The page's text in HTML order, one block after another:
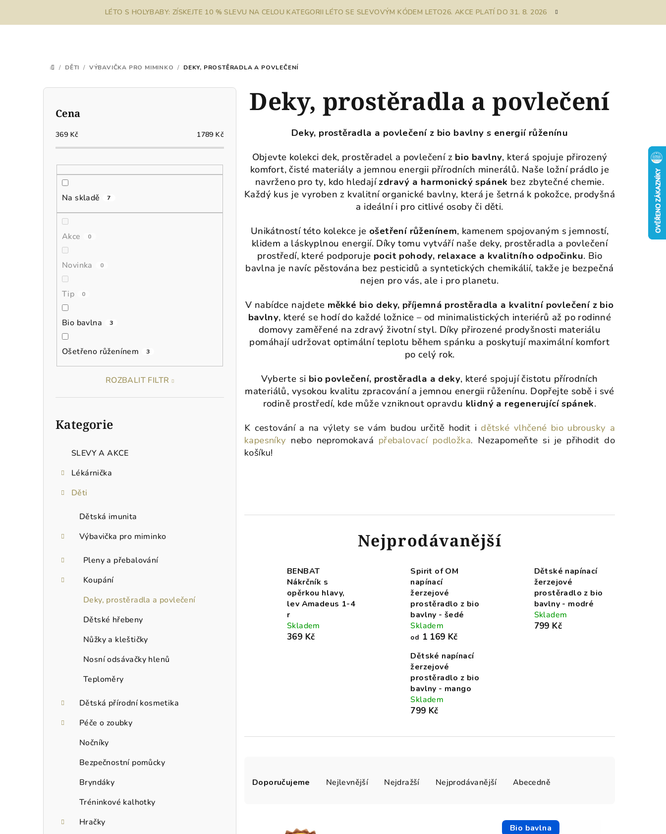
LÉTO S HOLYBABY: ZÍSKEJTE 10 % SLEVU NA CELOU KATEGORII LÉTO SE SLEVOVÝM KÓDEM LETO26. AKCE PLATÍ DO 31. 8. 2026
DOMŮ
/ DĚTI / VÝBAVIČKA PRO MIMINKO / DEKY, PROSTĚRADLA A POVLEČENÍ
P
Cena
369 Kč 1789 Kč
Na skladě 7
Akce 0
Novinka 0
Tip 0
Bio bavlna 3
Ošetřeno růženínem 3
ROZBALIT FILTR
Kategorie
SLEVY A AKCE
Lékárnička
Děti
Dětská imunita
Výbavička pro miminko
Pleny a přebalování
Koupání
Deky, prostěradla a povlečení
Dětské hřebeny
Nůžky a kleštičky
Nosní odsávačky hlenů
Teploměry
Dětská přírodní kosmetika
Péče o zoubky
Nočníky
Bezpečnostní pomůcky
Bryndáky
Tréninkové kalhotky
Hračky
Deky, prostěradla a povlečení
Deky, prostěradla a povlečení z bio bavlny s energií růženínu
Objevte kolekci dek, prostěradel a povlečení z bio bavlny, která spojuje přirozený
komfort, čisté materiály a jemnou energii přírodních minerálů. Naše ložní prádlo je
navrženo pro ty, kdo hledajízdravý a harmonický spánek bez zbytečné chemie.
Každý kus je vyroben z kvalitní organické bavlny, která je šetrná k pokožce, prodyšná
a ideální i pro citlivé osoby či děti.
Unikátností této kolekce je ošetření růženínem, kamenem spojovaným s jemností,
klidem a láskyplnou energií. Díky tomu vytváří naše deky, prostěradla a povlečení
prostředí, které podporuje pocit pohody, relaxace a kvalitního odpočinku. Bio
bavlna je navíc pěstována bez pesticidů a syntetických chemikálií, takže je bezpečná
nejen pro vás, ale i pro planetu.
V nabídce najdete měkké bio deky, příjemná prostěradla a kvalitní povlečení z bio
bavlny, které se hodí do každé ložnice – od minimalistických interiérů až po rodinné
domovy zaměřené na zdravý životní styl. Díky přirozené prodyšnosti materiálu
pomáhají udržovat optimální teplotu během spánku a poskytují maximální komfort
po celý rok.
Vyberte si bio povlečení, prostěradla a deky, které spojují čistotu přírodních
materiálů, vysokou kvalitu zpracování a jemnou energii růženínu. Dopřejte sobě i své
rodině prostředí, kde může vzniknout opravdu klidný a regenerující spánek.
K cestování a na výlety se vám budou určitě hodit i dětské vlhčené bio ubrousky a
kapesníky nebo nepromokavá přebalovací podložka. Nezapomeňte si je přihodit do
košíku!
Nejprodávanější
BENBAT
Nákrčník s
opěrkou hlavy,
lev Amadeus 1-4
r
Skladem
369 Kč
Spirit of OM
napínací
žerzejové
prostěradlo z bio
bavlny - šedé
Skladem
od 1 169 Kč
Dětské napínací
žerzejové
prostěradlo z bio
bavlny - modré
Skladem
799 Kč
Dětské napínací
žerzejové
prostěradlo z bio
bavlny - mango
Skladem
799 Kč
aDoporučujeme Nejlevnější Nejdražší Nejprodávanější Abecedně
Bio bavlna